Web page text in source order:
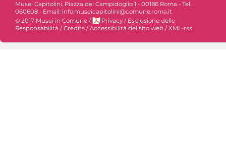
Musei Capitolini, Piazza del Campidoglio 1 - 00186 Roma - Tel.
060608 - Email: info.museicapitolini@comune.roma.it
© 2017 Musei in Comune / Privacy / Esclusione delle
Responsabilità / Credits / Accessibilità del sito web / XML-rss